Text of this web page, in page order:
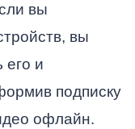
вы
вы
его и
подписку
офлайн.